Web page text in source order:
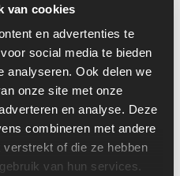
van cookies
en advertenties te
social media te bieden
analyseren. Ook delen we
onze site met onze
en analyse. Deze
combineren met andere
of die ze hebben
van hun services.
10/133100203
Vögele
Nederland